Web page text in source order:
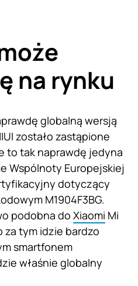
na rynku
globalną wersją
zostało zastąpione
to tak naprawdę jedyna
Wspólnoty Europejskiej
dotyczący
M1904F3BG.
podobna do Xiaomi Mi
za tym idzie bardzo
smartfonem
właśnie globalny